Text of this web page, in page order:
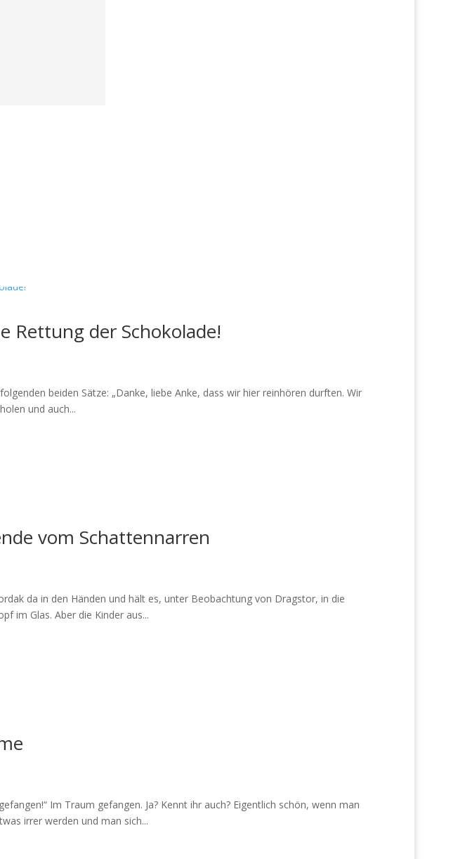
Rettung der Schokolade!
beiden Sätze: „Danke, liebe Anke, dass wir hier reinhören durften. Wir
und auch...
vom Schattennarren
da in den Händen und hält es, unter Beobachtung von Dragstor, in die
im Glas. Aber die Kinder aus...
Im Traum gefangen. Ja? Kennt ihr auch? Eigentlich schön, wenn man
irrer werden und man sich...